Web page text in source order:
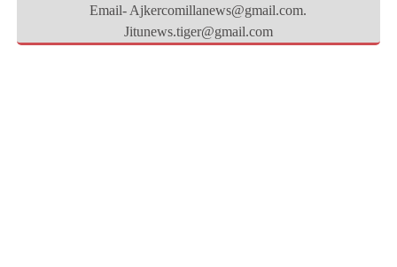
Email- Ajkercomillanews@gmail.com.
Jitunews.tiger@gmail.com